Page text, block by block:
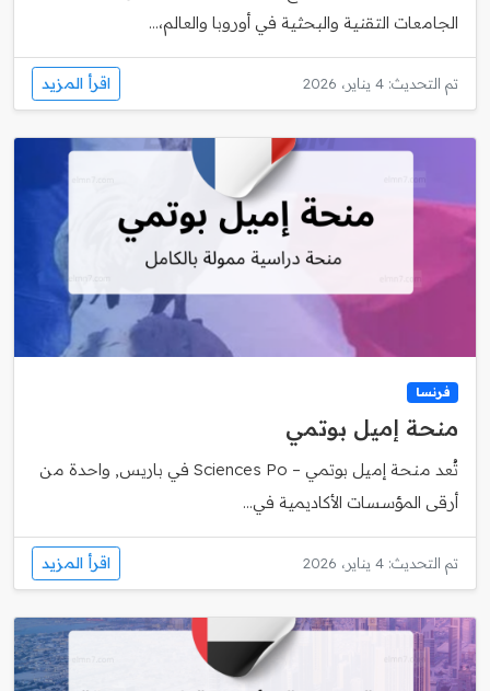
الجامعات التقنية والبحثية في أوروبا والعالم،...
تم التحديث: 4 يناير، 2026 اقرأ المزيد
فرنسا
منحة إميل بوتمي
تُعد منحة إميل بوتمي – Sciences Po في باريس, واحدة من
أرقى المؤسسات الأكاديمية في...
تم التحديث: 4 يناير، 2026 اقرأ المزيد